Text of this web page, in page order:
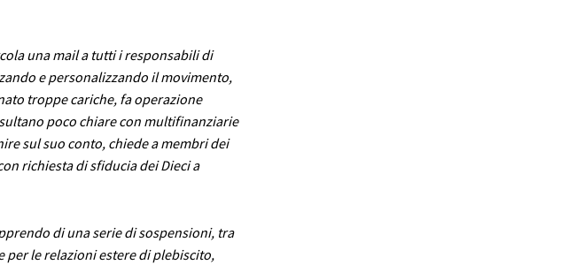
una mail a tutti i responsabili di
e personalizzando il movimento,
troppe cariche, fa operazione
poco chiare con multifinanziarie
sul suo conto, chiede a membri dei
richiesta di sfiducia dei Dieci a
di una serie di sospensioni, tra
per le relazioni estere di plebiscito,